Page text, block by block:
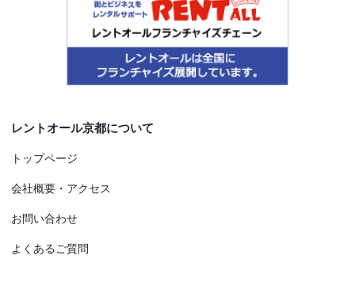
レントオール京都について
トップページ
会社概要・アクセス
お問い合わせ
よくあるご質問